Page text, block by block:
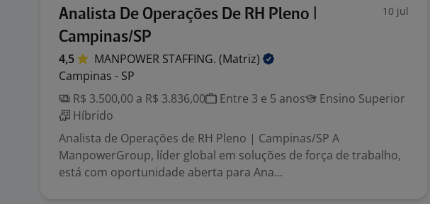
Analista De Operações De RH Pleno |
Campinas/SP
10 jul
4,5 MANPOWER STAFFING. (Matriz)
Campinas - SP
R$ 3.500,00 a R$ 3.836,00
Entre 3 e 5 anos
Ensino Superior
Híbrido
Analista de Operações de RH Pleno | Campinas/SP A
ManpowerGroup, líder global em soluções de força de trabalho,
está com oportunidade aberta para Ana...